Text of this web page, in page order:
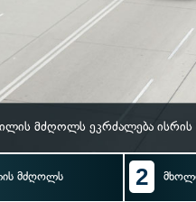
მძღოლს ეკრძალება ისრის
მძღოლს 2